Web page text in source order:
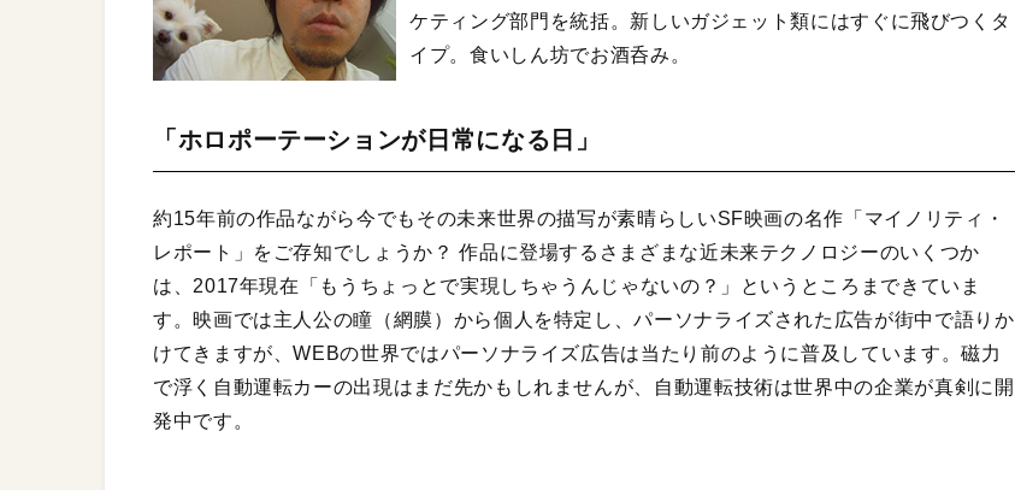
ケティング部門を統括。新しいガジェット類にはすぐに飛びつくタ
イプ。食いしん坊でお酒呑み。
「ホロポーテーションが日常になる日」
約15年前の作品ながら今でもその未来世界の描写が素晴らしいSF映画の名作「マイノリティ・
レポート」をご存知でしょうか？ 作品に登場するさまざまな近未来テクノロジーのいくつか
は、2017年現在「もうちょっとで実現しちゃうんじゃないの？」というところまできていま
す。映画では主人公の瞳（網膜）から個人を特定し、パーソナライズされた広告が街中で語りか
けてきますが、WEBの世界ではパーソナライズ広告は当たり前のように普及しています。磁力
で浮く自動運転カーの出現はまだ先かもしれませんが、自動運転技術は世界中の企業が真剣に開
発中です。